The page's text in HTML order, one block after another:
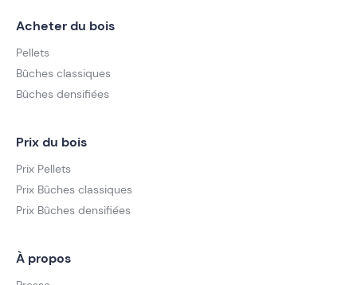
Acheter du bois
Pellets
Bûches classiques
Bûches densifiées
Prix du bois
Prix Pellets
Prix Bûches classiques
Prix Bûches densifiées
À propos